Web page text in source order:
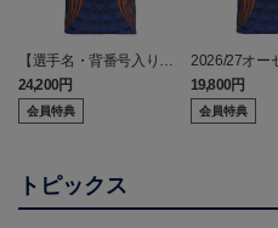
【選手名・背番号入り】
2026/27オーセンティッ
クユニフォーム（フィー
ルド1st）
24,200円
会員特典
2026/27オー
クユニフォー
ルド1st）
19,800円
会員特典
トピックス